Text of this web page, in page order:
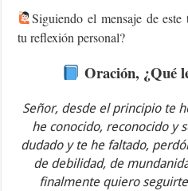
Siguiendo el mensaje de
tu reflexión personal?
Oración, ¿Qué
Señor, desde el principio te
he conocido, reconocido y
dudado y te he faltado,
de debilidad, de
finalmente quiero